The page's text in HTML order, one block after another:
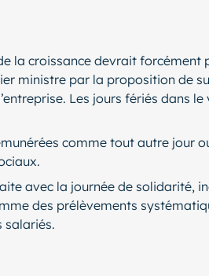
la croissance devrait
ministre par la proposition de
Les jours fériés dans
comme tout autre jour
avec la journée de solidarité,
des prélèvements
salariés.